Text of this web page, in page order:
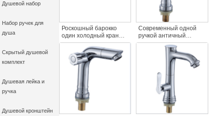
Душевой набор
Набор ручек для
душа
Скрытый душевой
комплект
Душевая лейка и
ручка
Душевой кронштейн
Роскошный барокко
один холодный кран
для раковины
многофункциональный
304 нержавеющей
стали воды кран с
одним отверстием для
ванной комнаты
использования
Современный одной
ручкой античный
высокий бассейн кран
хром цинковый сплав
один холодная вода
кран заводской прямой
дешевые цены один
холодный кран